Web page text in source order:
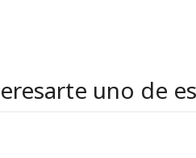
uno de